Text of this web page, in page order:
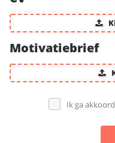
Motivatiebrief
Ik ga